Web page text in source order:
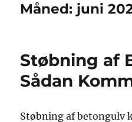
Måned: juni
Støbning af
Sådan
Støbning af betongulv